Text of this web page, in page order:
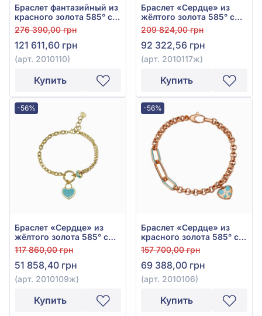
Браслет фантазийный из
красного золота 585° с
бирюзовой эмалью, арт.
2010110
276 390,00 грн
121 611,60 грн
(арт. 2010110)
Купить
Браслет «Сердце» из
жёлтого золота 585° с
фианитом, бирюзовой и
белой эмалью, арт.
2010117ж
209 824,00 грн
92 322,56 грн
(арт. 2010117ж)
Купить
-56%
Браслет «Сердце» из
жёлтого золота 585° с
бирюзовой эмалью, арт.
2010109ж
117 860,00 грн
51 858,40 грн
(арт. 2010109ж)
Купить
-56%
Браслет «Сердце» из
красного золота 585° с
фианитом, бирюзой и
эмалью, арт. 2010106
157 700,00 грн
69 388,00 грн
(арт. 2010106)
Купить